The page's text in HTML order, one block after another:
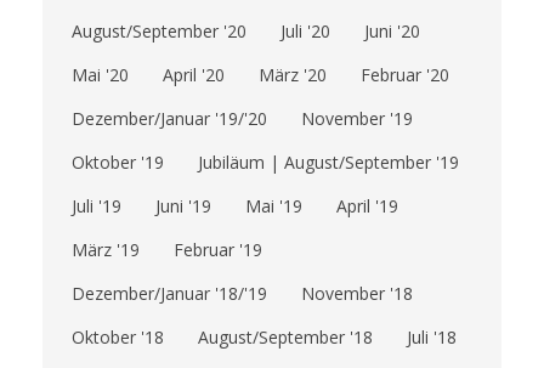
August/September '20
Juli '20
Juni '20
Mai '20
April '20 März '20
Februar '20
Dezember/Januar '19/'20
November '19
Oktober '19
Jubiläum | August/September '19
Juli '19
Juni '19 Mai '19
April '19
März '19
Februar '19
Dezember/Januar '18/'19
November '18
Oktober '18
August/September '18
Juli '18